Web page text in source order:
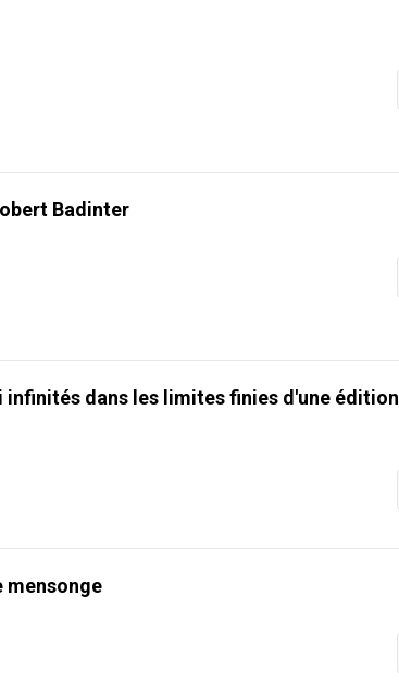
Badinter
infinités dans les limites finies d'une édition
mensonge